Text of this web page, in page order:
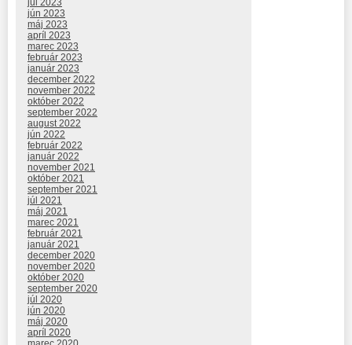
júl 2023
jún 2023
máj 2023
apríl 2023
marec 2023
február 2023
január 2023
december 2022
november 2022
október 2022
september 2022
august 2022
jún 2022
február 2022
január 2022
november 2021
október 2021
september 2021
júl 2021
máj 2021
marec 2021
február 2021
január 2021
december 2020
november 2020
október 2020
september 2020
júl 2020
jún 2020
máj 2020
apríl 2020